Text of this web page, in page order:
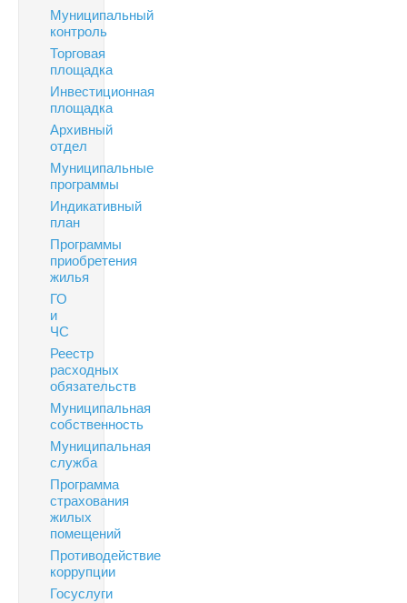
Муниципальный
контроль
Торговая
площадка
Инвестиционная
площадка
Архивный
отдел
Муниципальные
программы
Индикативный
план
Программы
приобретения
жилья
ГО
и
ЧС
Реестр
расходных
обязательств
Муниципальная
собственность
Муниципальная
служба
Программа
страхования
жилых
помещений
Противодействие
коррупции
Госуслуги